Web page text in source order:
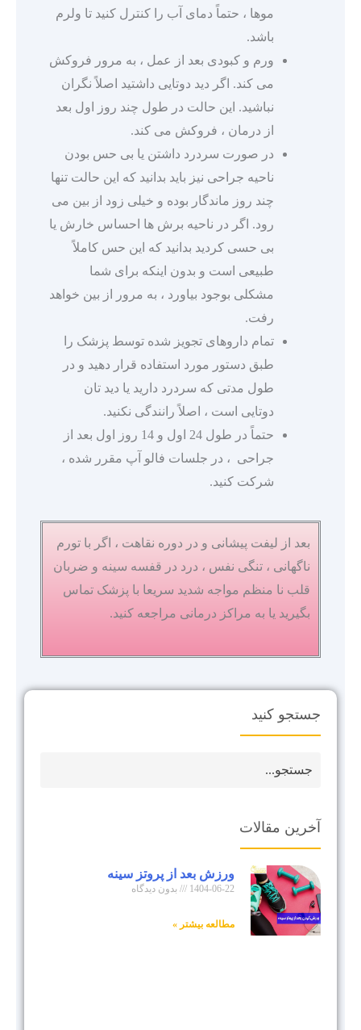
موها ، حتماً دمای آب را کنترل کنید تا ولرم
باشد.
ورم و کبودی بعد از عمل ، به مرور فروکش
می کند. اگر دید دوتایی داشتید اصلاً نگران
نباشید. این حالت در طول چند روز اول بعد
از درمان ، فروکش می کند.
در صورت سردرد داشتن یا بی حس بودن
ناحیه جراحی نیز باید بدانید که این حالت تنها
چند روز ماندگار بوده و خیلی زود از بین می
رود. اگر در ناحیه برش ها احساس خارش یا
بی حسی کردید بدانید که این حس کاملاً
طبیعی است و بدون اینکه برای شما
مشکلی بوجود بیاورد ، به مرور از بین خواهد
رفت.
تمام داروهای تجویز شده توسط پزشک را
طبق دستور مورد استفاده قرار دهید و در
طول مدتی که سردرد دارید یا دید تان
دوتایی است ، اصلاً رانندگی نکنید.
حتماً در طول 24 اول و 14 روز اول بعد از
جراحی ، در جلسات فالو آپ مقرر شده ،
شرکت کنید.
بعد از لیفت پیشانی و در دوره نقاهت ، اگر با تورم
ناگهانی ، تنگی نفس ، درد در قفسه سینه و ضربان
قلب نا منظم مواجه شدید سریعا با پزشک تماس
بگیرید یا به مراکز درمانی مراجعه کنید.
جستجو کنید
آخرین مقالات
ورزش بعد از پروتز سینه
1404-06-22 بدون دیدگاه
مطالعه بیشتر »